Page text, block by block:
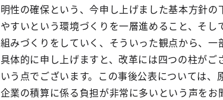
明性の確保という、今申し上げました基本方針
やすいという環境づくりを一層進めること、そ
組みづくりをしていく、そういった観点から、一
具体的に申し上げますと、改革には四つの柱が
いう点でございます。この事後公表については
企業の積算に係る負担が非常に多いという声を